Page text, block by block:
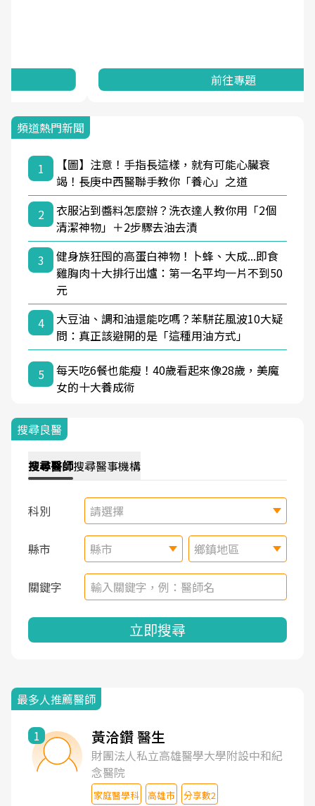
頻道熱門新聞
1
【圖】注意！手指長這樣，就有可能心臟衰
竭！長庚中西醫聯手教你「養心」之道
2
衣服沾到醬料怎麼辦？洗衣達人教你用「2個
清潔神物」＋2步驟去油去漬
3
健身族狂囤的高蛋白神物！卜蜂、大成...即食
雞胸肉十大排行出爐：第一名平均一片不到50
元
4
大豆油、調和油還能吃嗎？苯駢芘風波10大疑
問：真正該避開的是「這種用油方式」
5
每天吃6餐也能瘦！40歲看起來像28歲，美魔
女的十大養成術
搜尋良醫
搜尋醫師搜尋醫事機構
科別 請選擇
縣市 縣市 鄉鎮地區
關鍵字
立即搜尋
最多人推薦醫師
1 黃洽鑽 醫生
財團法人私立高雄醫學大學附設中和紀
念醫院
家庭醫學科 高雄市 分享數2